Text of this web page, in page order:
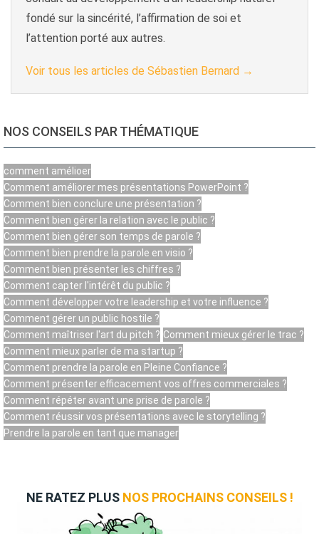
fondé sur la sincérité, l’affirmation de soi et
l’attention porté aux autres.
Voir tous les articles de Sébastien Bernard →
NOS CONSEILS PAR THÉMATIQUE
comment amélioer
Comment améliorer mes présentations PowerPoint ?
Comment bien conclure une présentation ?
Comment bien gérer la relation avec le public ?
Comment bien gérer son temps de parole ?
Comment bien prendre la parole en visio ?
Comment bien présenter les chiffres ?
Comment capter l'intérêt du public ?
Comment développer votre leadership et votre influence ?
Comment gérer un public hostile ?
Comment maîtriser l'art du pitch ? Comment mieux gérer le trac ?
Comment mieux parler de ma startup ?
Comment prendre la parole en Pleine Confiance ?
Comment présenter efficacement vos offres commerciales ?
Comment répéter avant une prise de parole ?
Comment réussir vos présentations avec le storytelling ?
Prendre la parole en tant que manager
NE RATEZ PLUS NOS PROCHAINS CONSEILS !